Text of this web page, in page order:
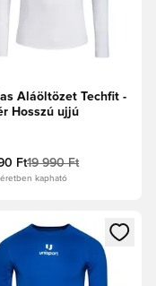
Aláöltözet Techfit -
Hosszú ujjú
Ft19 990 Ft
kapható
vagy a tagként
egy modált a